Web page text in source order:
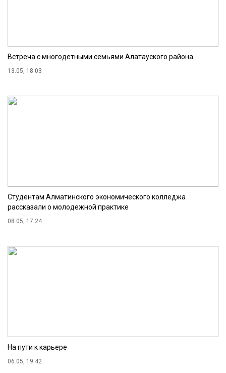
Встреча с многодетными семьями Алатауского района
13.05, 18:03
Студентам Алматинского экономического колледжа
рассказали о молодежной практике
08.05, 17:24
На пути к карьере
06.05, 19:42